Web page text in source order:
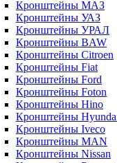
Кронштейны МАЗ
Кронштейны УАЗ
Кронштейны УРАЛ
Кронштейны BAW
Кронштейны Citroen
Кронштейны Fiat
Кронштейны Ford
Кронштейны Foton
Кронштейны Hino
Кронштейны
Кронштейны Iveco
Кронштейны MAN
Кронштейны Nissan